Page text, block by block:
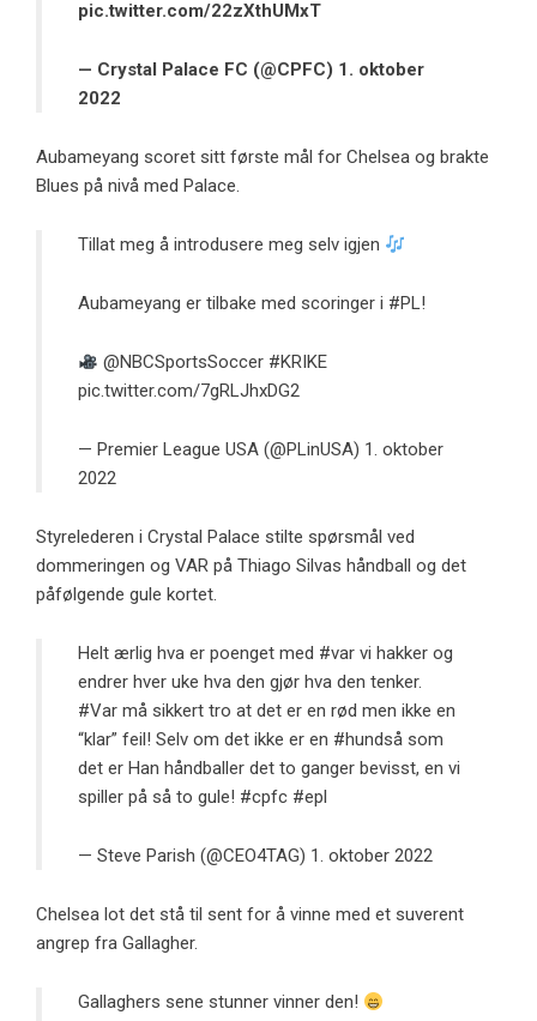
pic.twitter.com/22zXthUMxT
— Crystal Palace FC (@CPFC) 1. oktober
2022
Aubameyang scoret sitt første mål for Chelsea og brakte
Blues på nivå med Palace.
Tillat meg å introdusere meg selv igjen
Aubameyang er tilbake med scoringer i #PL!
@NBCSportsSoccer #KRIKE
pic.twitter.com/7gRLJhxDG2
— Premier League USA (@PLinUSA) 1. oktober
2022
Styrelederen i Crystal Palace stilte spørsmål ved
dommeringen og VAR på Thiago Silvas håndball og det
påfølgende gule kortet.
Helt ærlig hva er poenget med #var vi hakker og
endrer hver uke hva den gjør hva den tenker.
#Var må sikkert tro at det er en rød men ikke en
“klar” feil! Selv om det ikke er en #hundså som
det er Han håndballer det to ganger bevisst, en vi
spiller på så to gule! #cpfc #epl
— Steve Parish (@CEO4TAG) 1. oktober 2022
Chelsea lot det stå til sent for å vinne med et suverent
angrep fra Gallagher.
Gallaghers sene stunner vinner den!